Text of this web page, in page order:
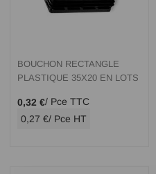
BOUCHON RECTANGLE
PLASTIQUE 35X20 EN LOTS
0,32 €/ Pce TTC
0,27 €/ Pce HT